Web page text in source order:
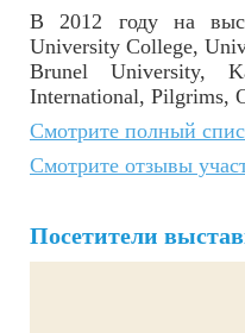
В 2012 году на
University College,
Brunel University,
International, Pilgrims,
Смотрите полный
Смотрите отзывы
Посетители